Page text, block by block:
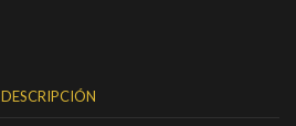
DESCRIPCIÓN